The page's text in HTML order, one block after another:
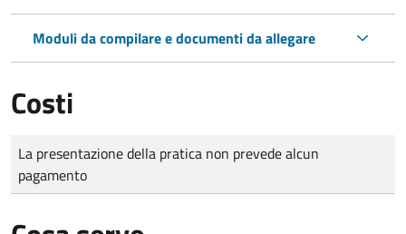
Moduli da compilare e documenti da allegare
Costi
Tipo di pagamento
Importo
La presentazione della pratica non prevede alcun
pagamento